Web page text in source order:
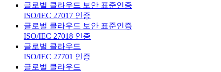
글로벌 클라우드 보안 표준인증
ISO/IEC 27017 인증
글로벌 클라우드 보안 표준인증
ISO/IEC 27018 인증
글로벌 클라우드
ISO/IEC 27701 인증
글로벌 클라우드